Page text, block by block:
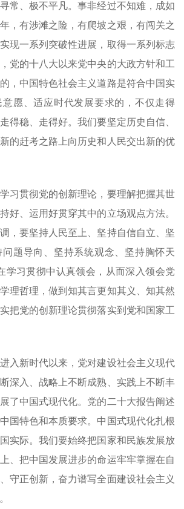
常、极不平凡。事非经过不知难，成如
，有涉滩之险，有爬坡之艰，有闯关之
现一系列突破性进展，取得一系列标志
党的十八大以来党中央的大政方针和工
，中国特色社会主义道路是符合中国实
意愿、适应时代发展要求的，不仅走得
得稳、走得好。我们要坚定历史自信、
的赶考之路上向历史和人民交出新的优
贯彻党的创新理论，要理解把握其世
好、运用好贯穿其中的立场观点方法。
，要坚持人民至上、坚持自信自立、坚
题导向、坚持系统观念、坚持胸怀天
学习贯彻中认真领会，从而深入领会党
理哲理，做到知其言更知其义、知其然
把党的创新理论贯彻落实到党和国家工
新时代以来，党对建设社会主义现代
深入、战略上不断成熟、实践上不断丰
了中国式现代化。党的二十大报告阐述
国特色和本质要求。中国式现代化扎根
实际。我们要始终把国家和民族发展放
、把中国发展进步的命运牢牢掌握在自
守正创新，奋力谱写全面建设社会主义